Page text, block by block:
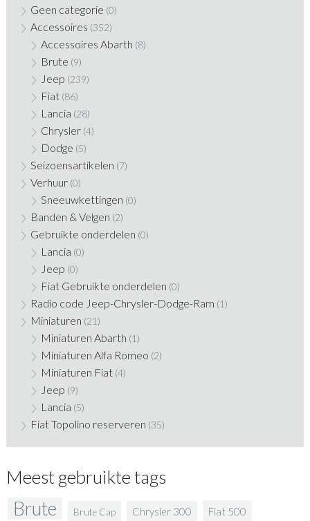
Geen categorie (0)
Accessoires (352)
Accessoires Abarth (8)
Brute (9)
Jeep (239)
Fiat (86)
Lancia (28)
Chrysler (4)
Dodge (5)
Seizoensartikelen (7)
Verhuur (0)
Sneeuwkettingen (0)
Banden & Velgen (2)
Gebruikte onderdelen (0)
Lancia (0)
Jeep (0)
Fiat Gebruikte onderdelen (0)
Radio code Jeep-Chrysler-Dodge-Ram (1)
Miniaturen (21)
Miniaturen Abarth (1)
Miniaturen Alfa Romeo (2)
Miniaturen Fiat (4)
Jeep (9)
Lancia (5)
Fiat Topolino reserveren (35)
Meest gebruikte tags
Brute Brute Cap Chrysler 300 Fiat 500